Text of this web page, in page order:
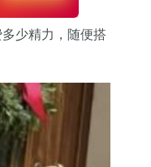
少精力，随便搭